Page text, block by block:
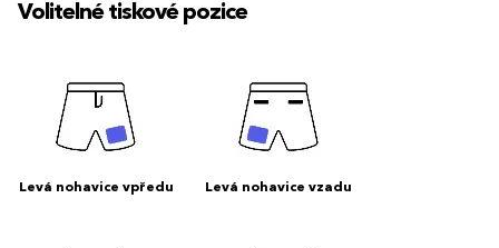
Volitelné tiskové pozice
Levá nohavice vpředu Levá nohavice vzadu